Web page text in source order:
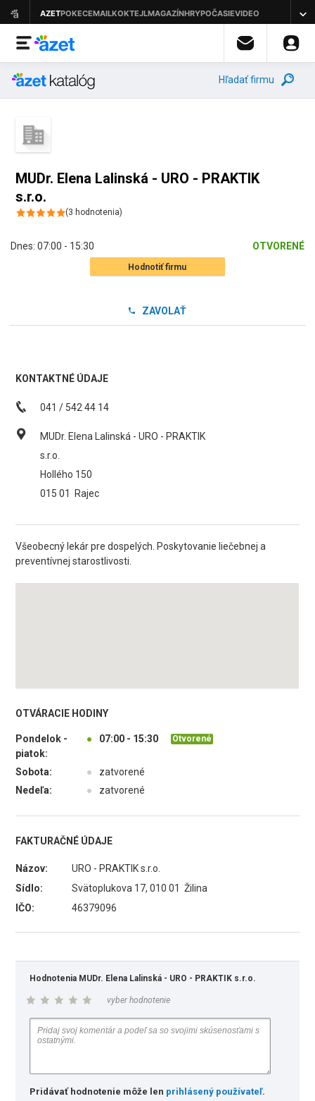
Hľadať firmu
MUDr. Elena Lalinská - URO - PRAKTIK
s.r.o.
(3 hodnotenia)
Dnes: 07:00 - 15:30 OTVORENÉ
Hodnotiť firmu
ZAVOLAŤ
KONTAKTNÉ ÚDAJE
041 / 542 44 14
MUDr. Elena Lalinská - URO - PRAKTIK
s.r.o.
Hollého 150
015 01
Rajec
Všeobecný lekár pre dospelých. Poskytovanie liečebnej a
preventívnej starostlivosti.
OTVÁRACIE HODINY
Pondelok -
piatok:
● 07:00 - 15:30 Otvorené
Sobota: ●
zatvorené
Nedeľa:
● zatvorené
FAKTURAČNÉ ÚDAJE
Názov:
URO - PRAKTIK s.r.o.
Sídlo:
Svätoplukova 17, 010 01 Žilina
IČO:
46379096
Hodnotenia MUDr. Elena Lalinská - URO - PRAKTIK s.r.o.
vyber hodnotenie
Pridávať hodnotenie môže len prihlásený používateľ.